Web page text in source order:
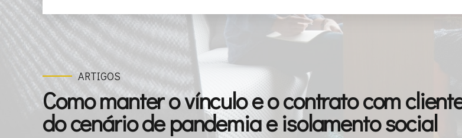
ARTIGOS
Como manter o vínculo e o contrato com
do cenário de pandemia e isolamento social